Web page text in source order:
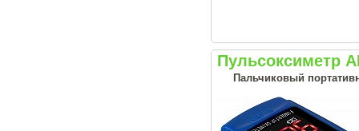
Пульсоксиметр
Пальчиковый